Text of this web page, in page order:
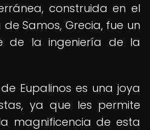
construida en el
de Samos, Grecia, fue un
de la ingeniería de la
Eupalinos es una joya
ya que les permite
magnificencia de esta